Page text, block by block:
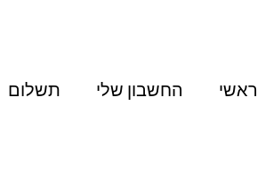
ראשי החשבון שלי תשלום